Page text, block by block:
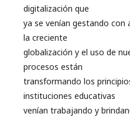
digitalización que
ya se venían gestando
la creciente
globalización y el uso de
procesos están
transformando los
instituciones educativas
venían trabajando y